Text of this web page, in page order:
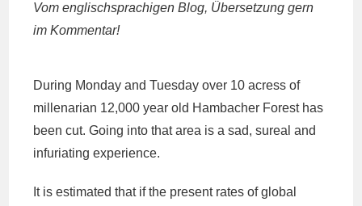
Vom englischsprachigen Blog, Übersetzung gern
im Kommentar!
During Monday and Tuesday over 10 acress of
millenarian 12,000 year old Hambacher Forest has
been cut. Going into that area is a sad, sureal and
infuriating experience.
It is estimated that if the present rates of global